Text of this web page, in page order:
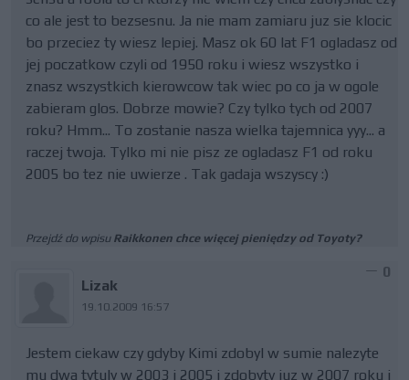
co ale jest to bezsesnu. Ja nie mam zamiaru juz sie klocic
bo przeciez ty wiesz lepiej. Masz ok 60 lat F1 ogladasz od
jej poczatkow czyli od 1950 roku i wiesz wszystko i
znasz wszystkich kierowcow tak wiec po co ja w ogole
zabieram glos. Dobrze mowie? Czy tylko tych od 2007
roku? Hmm... To zostanie nasza wielka tajemnica yyy... a
raczej twoja. Tylko mi nie pisz ze ogladasz F1 od roku
2005 bo tez nie uwierze . Tak gadaja wszyscy :)
Przejdź do wpisu Raikkonen chce więcej pieniędzy od Toyoty?
Lizak
19.10.2009 16:57
0
Jestem ciekaw czy gdyby Kimi zdobyl w sumie nalezyte
mu dwa tytuly w 2003 i 2005 i zdobyty juz w 2007 roku i